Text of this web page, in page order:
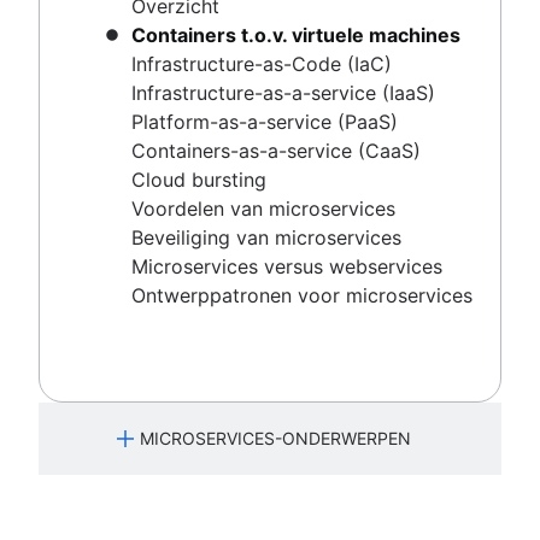
Configuratiebeheertools
SOA versus microservices
Tools voor microservices
Wat is docker? Jouw handleiding voor
containerisatie [2024]
Cloud bursting
Voordelen van microservices
Beveiliging van microservices
Microservices versus webservices
Ontwerppatronen voor microservices
Microservices opzetten
Wat is een gedistribueerd systeem?
Kubernetes vs. Docker
Wat is configuratiebeheer?
Hoe je de wildgroei van software
kunt inperken
Negatieve snelheid: hoe verhoog je
de complexiteitslimiet
Configuratiebeheertools
SOA versus microservices
Tools voor microservices
Overzicht
Containers t.o.v. virtuele machines
Infrastructure-as-Code (IaC)
Infrastructure-as-a-service (IaaS)
Platform-as-a-service (PaaS)
Containers-as-a-service (CaaS)
Cloud bursting
Voordelen van microservices
Beveiliging van microservices
Microservices versus webservices
Ontwerppatronen voor microservices
MICROSERVICES-ONDERWERPEN